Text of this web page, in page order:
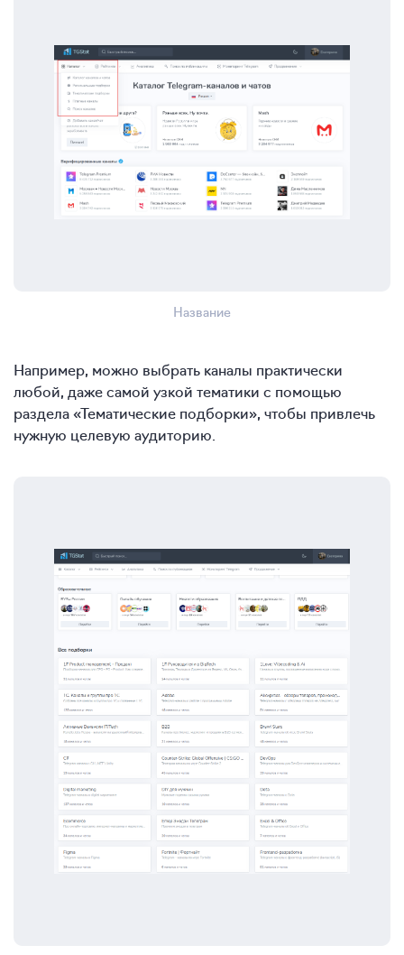
Название
Например, можно выбрать каналы практически
любой, даже самой узкой тематики с помощью
раздела «Тематические подборки», чтобы привлечь
нужную целевую аудиторию.